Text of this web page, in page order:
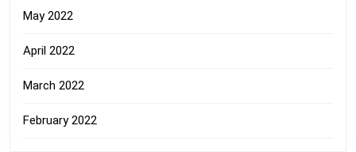
May 2022
April 2022
March 2022
February 2022